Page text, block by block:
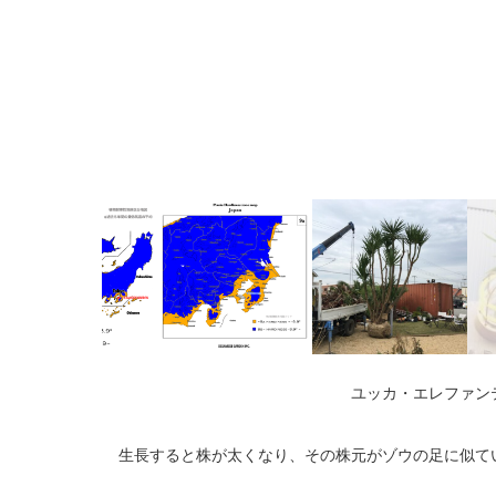
ユッカ・エレファ
生長すると株が太くなり、その株元がゾウの足に似